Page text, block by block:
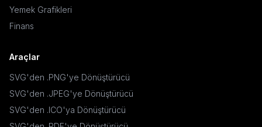
Yemek Grafikleri
Finans
Araçlar
SVG'den .PNG'ye Dönüştürücü
SVG'den .JPEG'ye Dönüştürücü
SVG'den .ICO'ya Dönüştürücü